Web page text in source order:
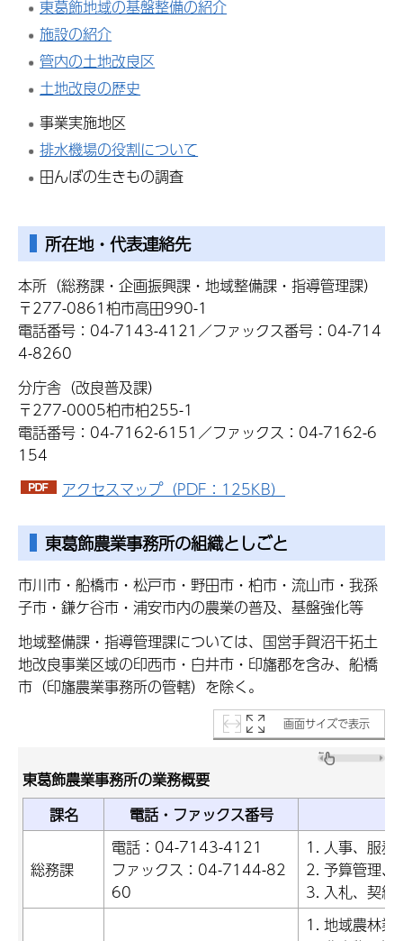
東葛飾地域の基盤整備の紹介
施設の紹介
管内の土地改良区
土地改良の歴史
事業実施地区
排水機場の役割について
田んぼの生きもの調査
所在地・代表連絡先
本所（総務課・企画振興課・地域整備課・指導管理課）
〒277-0861柏市高田990-1
電話番号：04-7143-4121／ファックス番号：04-714
4-8260
分庁舎（改良普及課）
〒277-0005柏市柏255-1
電話番号：04-7162-6151／ファックス：04-7162-6
154
アクセスマップ（PDF：125KB）
東葛飾農業事務所の組織としごと
市川市・船橋市・松戸市・野田市・柏市・流山市・我孫
子市・鎌ケ谷市・浦安市内の農業の普及、基盤強化等
地域整備課・指導管理課については、国営手賀沼干拓土
地改良事業区域の印西市・白井市・印旛郡を含み、船橋
市（印旛農業事務所の管轄）を除く。
画面サイズで表示
課名 電話・ファックス番号
東葛飾農業事務所の業務概要
総務課
電話：04-7143-4121
ファックス：04-7144-82
60
1. 人事、服務
2. 予算管理、
3. 入札、契約
1. 地域農林業